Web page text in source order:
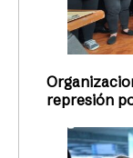
represión